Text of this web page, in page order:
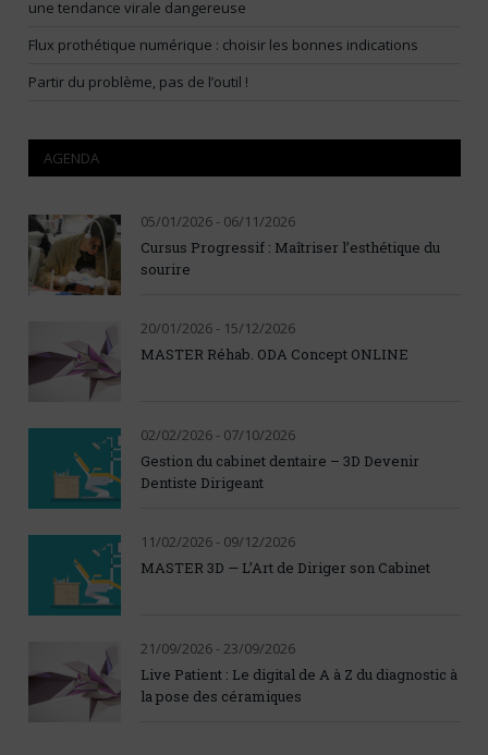
une tendance virale dangereuse
Flux prothétique numérique : choisir les bonnes indications
Partir du problème, pas de l’outil !
AGENDA
05/01/2026 - 06/11/2026
Cursus Progressif : Maîtriser l’esthétique du
sourire
20/01/2026 - 15/12/2026
MASTER Réhab. ODA Concept ONLINE
02/02/2026 - 07/10/2026
Gestion du cabinet dentaire – 3D Devenir
Dentiste Dirigeant
11/02/2026 - 09/12/2026
MASTER 3D — L’Art de Diriger son Cabinet
21/09/2026 - 23/09/2026
Live Patient : Le digital de A à Z du diagnostic à
la pose des céramiques